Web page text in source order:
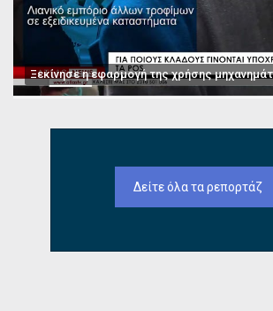
Δείτε όλα τα ρεπορτάζ